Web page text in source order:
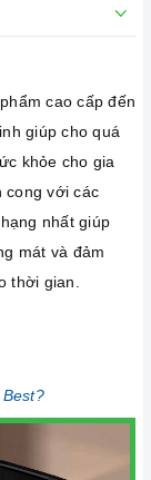
cao cấp đến
giúp cho quá
khỏe cho gia
cong với các
nhất giúp
mát và đảm
thời gian.